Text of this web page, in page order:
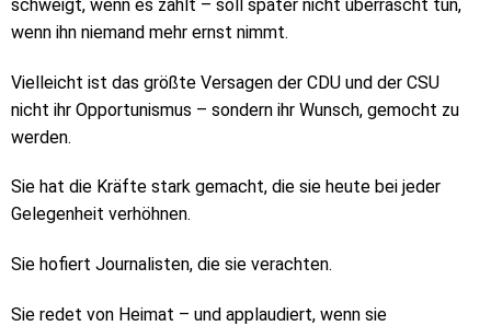
schweigt, wenn es zählt – soll später nicht überrascht tun,
wenn ihn niemand mehr ernst nimmt.
Vielleicht ist das größte Versagen der CDU und der CSU
nicht ihr Opportunismus – sondern ihr Wunsch, gemocht zu
werden.
Sie hat die Kräfte stark gemacht, die sie heute bei jeder
Gelegenheit verhöhnen.
Sie hofiert Journalisten, die sie verachten.
Sie redet von Heimat – und applaudiert, wenn sie